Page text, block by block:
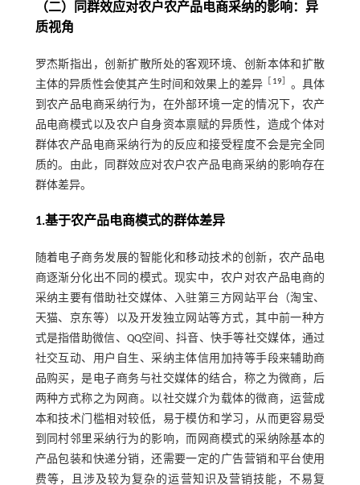
（二）同群效应对农户农产品电商采纳的影响：异
质视角
罗杰斯指出，创新扩散所处的客观环境、创新本体和扩散
主体的异质性会使其产生时间和效果上的差异
19］ 。具体
到农产品电商采纳行为，在外部环境一定的情况下，农产
品电商模式以及农户自身资本禀赋的异质性，造成个体对
群体农产品电商采纳行为的反应和接受程度不会是完全同
质的。由此，同群效应对农户农产品电商采纳的影响存在
群体差异。
1.基于农产品电商模式的群体差异
随着电子商务发展的智能化和移动技术的创新，农产品电
商逐渐分化出不同的模式。现实中，农户对农产品电商的
采纳主要有借助社交媒体、入驻第三方网站平台（淘宝、
天猫、京东等）以及开发独立网站等方式，其中前一种方
式是指借助微信、QQ空间、抖音、快手等社交媒体，通过
社交互动、用户自生、采纳主体信用加持等手段来辅助商
品购买，是电子商务与社交媒体的结合，称之为微商，后
两种方式称之为网商。以社交媒介为载体的微商，运营成
本和技术门槛相对较低，易于模仿和学习，从而更容易受
到同村邻里采纳行为的影响，而网商模式的采纳除基本的
产品包装和快递分销，还需要一定的广告营销和平台使用
费等，且涉及较为复杂的运营知识及营销技能，不易复